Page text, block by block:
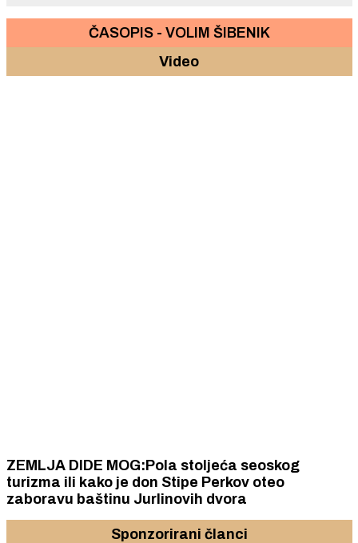
ČASOPIS - VOLIM ŠIBENIK
Video
ZEMLJA DIDE MOG:Pola stoljeća seoskog
turizma ili kako je don Stipe Perkov oteo
zaboravu baštinu Jurlinovih dvora
Sponzorirani članci